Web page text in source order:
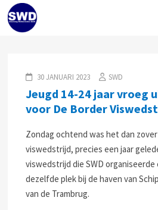
Skip
content
SWD –
WIJ ZETTEN ONS IN VOOR HET
30 JANUARI 2023 SWD
Jeugd 14-24 jaar vroeg
voor De Border
Zondag ochtend was het dan
viswedstrijd, precies een jaar
viswedstrijd die SWD organiseerde
dezelfde plek bij de haven van
van de Trambrug.